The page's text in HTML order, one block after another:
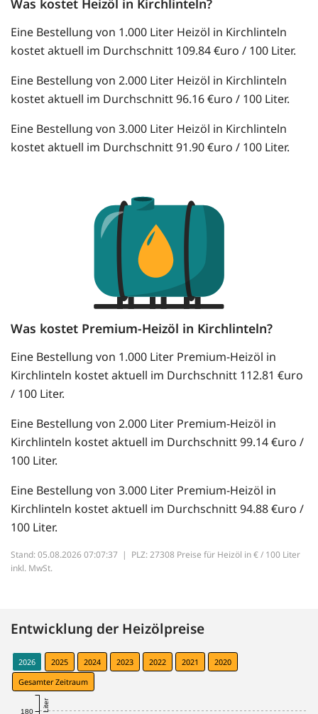
Was kostet Heizöl in Kirchlinteln?
Eine Bestellung von 1.000 Liter Heizöl in Kirchlinteln
kostet aktuell im Durchschnitt 109.84 €uro / 100 Liter.
Eine Bestellung von 2.000 Liter Heizöl in Kirchlinteln
kostet aktuell im Durchschnitt 96.16 €uro / 100 Liter.
Eine Bestellung von 3.000 Liter Heizöl in Kirchlinteln
kostet aktuell im Durchschnitt 91.90 €uro / 100 Liter.
Was kostet Premium-Heizöl in Kirchlinteln?
Eine Bestellung von 1.000 Liter Premium-Heizöl in
Kirchlinteln kostet aktuell im Durchschnitt 112.81 €uro
/ 100 Liter.
Eine Bestellung von 2.000 Liter Premium-Heizöl in
Kirchlinteln kostet aktuell im Durchschnitt 99.14 €uro /
100 Liter.
Eine Bestellung von 3.000 Liter Premium-Heizöl in
Kirchlinteln kostet aktuell im Durchschnitt 94.88 €uro /
100 Liter.
Stand: 05.08.2026 07:07:37 | PLZ: 27308 Preise für Heizöl in € / 100 Liter
inkl. MwSt.
Entwicklung der Heizölpreise
2026 2025 2024 2023 2022 2021
2020
Gesamter Zeitraum
180